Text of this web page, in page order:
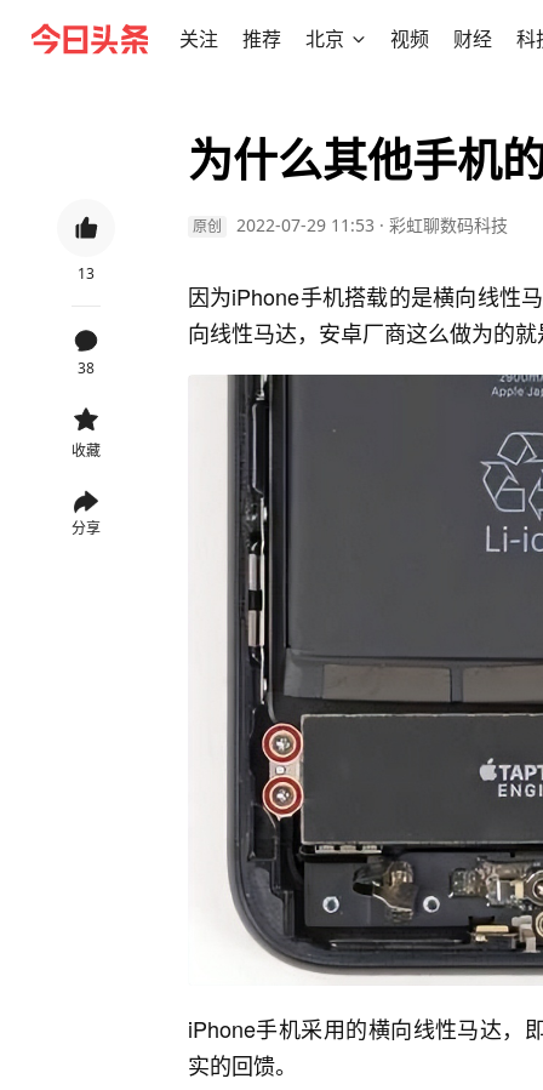
关注 推荐 北京 视频 财经 科
13
38
收藏
分享
为什么其他手机
原创 2022-07-29 11:53 · 彩虹聊数码科技
因为iPhone手机搭载的是横向线性
向线性马达，安卓厂商这么做为的
iPhone手机采用的横向线性马达，
实的回馈。